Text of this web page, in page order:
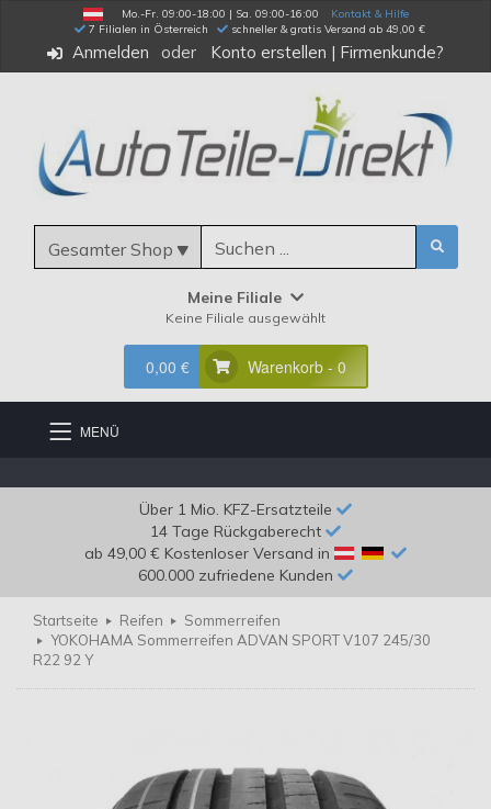
Mo.-Fr. 09:00-18:00 | Sa. 09:00-16:00
Kontakt & Hilfe
7 Filialen in Österreich
schneller & gratis Versand ab 49,00 €
Anmelden Konto erstellen | Firmenkunde?
Gesamter Shop
Meine Filiale
Keine Filiale ausgewählt
0,00 € Warenkorb - 0
MENÜ
Über 1 Mio. KFZ-Ersatzteile
14 Tage Rückgaberecht
ab 49,00 € Kostenloser Versand in
600.000 zufriedene Kunden
Startseite Reifen
Sommerreifen
YOKOHAMA Sommerreifen ADVAN SPORT V107 245/30
R22 92 Y